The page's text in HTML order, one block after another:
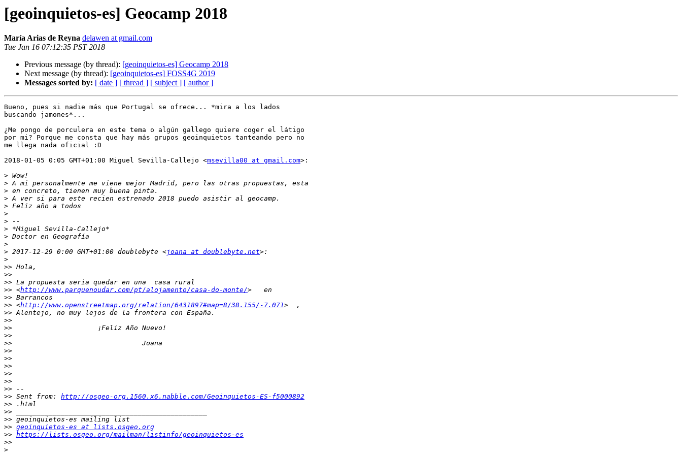
[geoinquietos-es] Geocamp 2018
María Arias de Reyna delawen at gmail.com
Tue Jan 16 07:12:35 PST 2018
Previous message (by thread): [geoinquietos-es] Geocamp 2018
Next message (by thread): [geoinquietos-es] FOSS4G 2019
Messages sorted by: [ date ] [ thread ] [ subject ] [ author ]
Bueno, pues si nadie más que Portugal se ofrece... *mira a los lados
buscando jamones*...
¿Me pongo de porculera en este tema o algún gallego quiere coger el látigo
por mi? Porque me consta que hay más grupos geoinquietos tanteando pero no
me llega nada oficial :D
2018-01-05 0:05 GMT+01:00 Miguel Sevilla-Callejo <msevilla00 at gmail.com>:
>
>
>
>
>
>
>
>
>
>
> 2017-12-29 0:00 GMT+01:00 doublebyte <joana at doublebyte.net
>
>>
>>
>>
>> <http://www.parquenoudar.com/pt/alojamento/casa-do-monte/
>>
>> <http://www.openstreetmap.org/relation/6431897#map=8/38.155/-7.071
>>
>>
>>
>>
>>
>>
>>
>>
>>
>>
>>
>> Sent from: http://osgeo-org.1560.x6.nabble.com/Geoinquietos-ES-f5000892
>>
>>
>>
>> geoinquietos-es at lists.osgeo.org
>> https://lists.osgeo.org/mailman/listinfo/geoinquietos-es
>>
>